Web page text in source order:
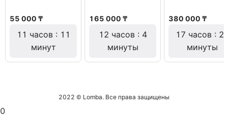
55 000 ₸
11 часов : 11
минут
165 000 ₸
12 часов : 4
минуты
380 000 ₸
17 часов :
минуты
2022 © Lomba. Все права защищены
0